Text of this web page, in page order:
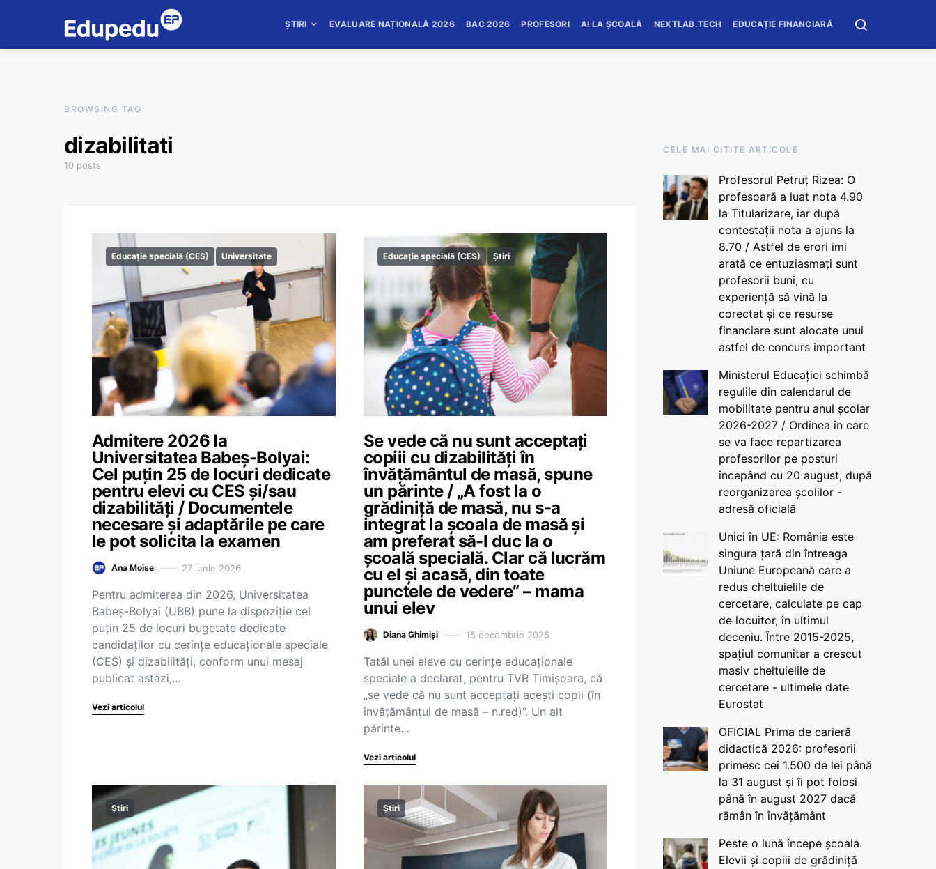
ȘTIRI EVALUARE NAȚIONALĂ 2026 BAC 2026 PROFESORI AI LA ȘCOALĂ NEXTLAB.TECH EDUCAȚIE FINANCIARĂ
BROWSING TAG
dizabilitati
10 posts
Educație specială (CES) Universitate
Admitere 2026 la
Universitatea Babeș-Bolyai:
Cel puțin 25 de locuri dedicate
pentru elevi cu CES și/sau
dizabilități / Documentele
necesare și adaptările pe care
le pot solicita la examen
Ana Moise 27 iunie 2026
Pentru admiterea din 2026, Universitatea
Babeș-Bolyai (UBB) pune la dispoziție cel
puțin 25 de locuri bugetate dedicate
candidaților cu cerințe educaționale speciale
(CES) și dizabilități, conform unui mesaj
publicat astăzi,…
Vezi articolul
Educație specială (CES) Știri
Se vede că nu sunt acceptați
copiii cu dizabilități în
învățământul de masă, spune
un părinte / „A fost la o
grădiniță de masă, nu s-a
integrat la școala de masă și
am preferat să-l duc la o
școală specială. Clar că lucrăm
cu el și acasă, din toate
punctele de vedere” – mama
unui elev
Diana Ghimiși 15 decembrie 2025
Tatăl unei eleve cu cerințe educaționale
speciale a declarat, pentru TVR Timișoara, că
„se vede că nu sunt acceptați acești copii (în
învățământul de masă – n.red)”. Un alt
părinte…
Vezi articolul
Știri Știri
CELE MAI CITITE ARTICOLE
Profesorul Petruț Rizea: O
profesoară a luat nota 4.90
la Titularizare, iar după
contestații nota a ajuns la
8.70 / Astfel de erori îmi
arată ce entuziasmați sunt
profesorii buni, cu
experiență să vină la
corectat și ce resurse
financiare sunt alocate unui
astfel de concurs important
Ministerul Educației schimbă
regulile din calendarul de
mobilitate pentru anul școlar
2026-2027 / Ordinea în care
se va face repartizarea
profesorilor pe posturi
începând cu 20 august, după
reorganizarea școlilor -
adresă oficială
Unici în UE: România este
singura țară din întreaga
Uniune Europeană care a
redus cheltuielile de
cercetare, calculate pe cap
de locuitor, în ultimul
deceniu. Între 2015-2025,
spațiul comunitar a crescut
masiv cheltuielile de
cercetare - ultimele date
Eurostat
OFICIAL Prima de carieră
didactică 2026: profesorii
primesc cei 1.500 de lei până
la 31 august și îi pot folosi
până în august 2027 dacă
rămân în învățământ
Peste o lună începe școala.
Elevii și copiii de grădiniță